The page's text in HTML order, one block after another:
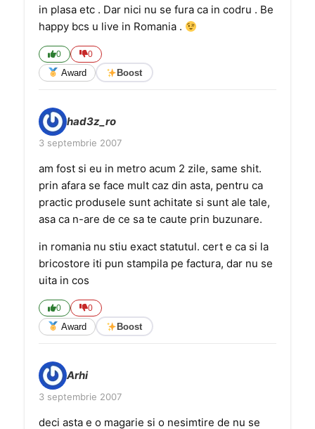
in plasa etc . Dar nici nu se fura ca in codru . Be
happy bcs u live in Romania .
0 0
Award Boost
had3z_ro
3 septembrie 2007
am fost si eu in metro acum 2 zile, same shit.
prin afara se face mult caz din asta, pentru ca
practic produsele sunt achitate si sunt ale tale,
asa ca n-are de ce sa te caute prin buzunare.
in romania nu stiu exact statutul. cert e ca si la
bricostore iti pun stampila pe factura, dar nu se
uita in cos
0 0
Award Boost
Arhi
3 septembrie 2007
deci asta e o magarie si o nesimtire de nu se